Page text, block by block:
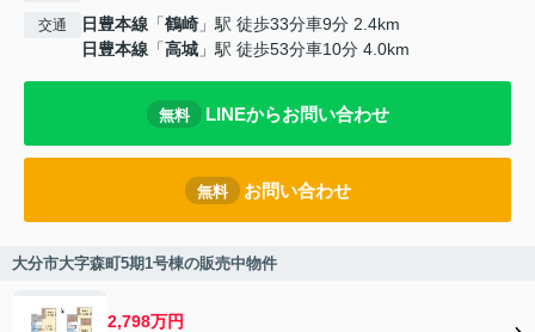
交通 日豊本線 「鶴崎 」駅 徒歩33分車9分 2.4km
日豊本線 「高城 」駅 徒歩53分車10分 4.0km
無料 LINEからお問い合わせ
無料 お問い合わせ
大分市大字森町5期1号棟の販売中物件
2,798万円